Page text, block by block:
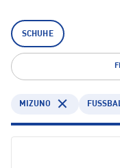
SCHUHE
MIZUNO